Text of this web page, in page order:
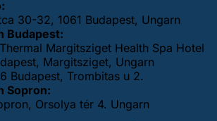
30-32, 1061 Budapest, Ungarn
Budapest:
Margitsziget Health Spa Hotel
Margitsziget, Ungarn
Budapest, Trombitas u 2.
Sopron:
Orsolya tér 4. Ungarn